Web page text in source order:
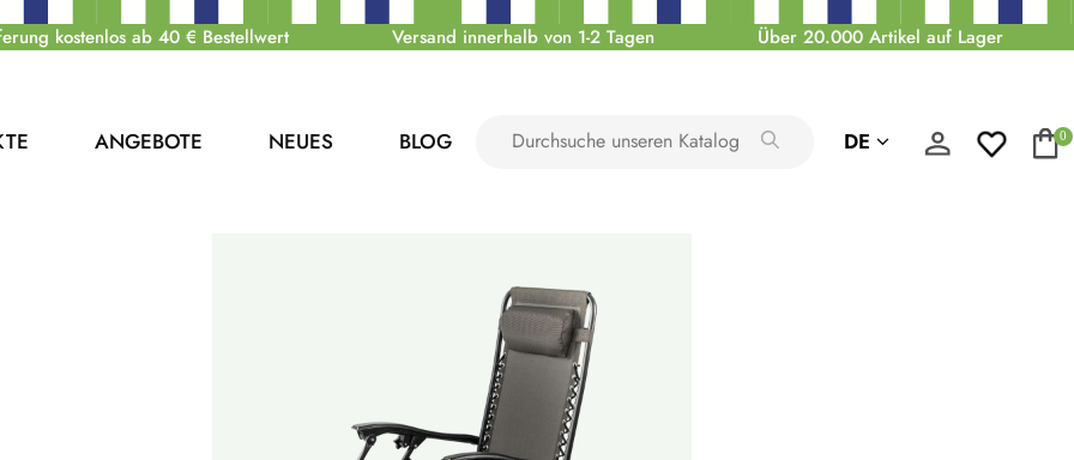
kostenlos ab 40 € Bestellwert Versand innerhalb von 1-2 Tagen Über 20.000 Artikel auf Lager
ANGEBOTE NEUES BLOG DE 0